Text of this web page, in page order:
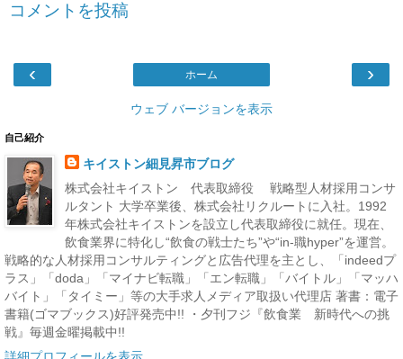
コメントを投稿
‹ ›
ホーム
ウェブ バージョンを表示
自己紹介
キイストン細見昇市ブログ
株式会社キイストン 代表取締役 戦略型人材採用コンサ
ルタント 大学卒業後、株式会社リクルートに入社。1992
年株式会社キイストンを設立し代表取締役に就任。現在、
飲食業界に特化し“飲食の戦士たち”や“in-職hyper”を運営。
戦略的な人材採用コンサルティングと広告代理を主とし、「indeedプ
ラス」「doda」「マイナビ転職」「エン転職」「バイトル」「マッハ
バイト」「タイミー」等の大手求人メディア取扱い代理店 著書：電子
書籍(ゴマブックス)好評発売中!! ・夕刊フジ『飲食業 新時代への挑
戦』毎週金曜掲載中!!